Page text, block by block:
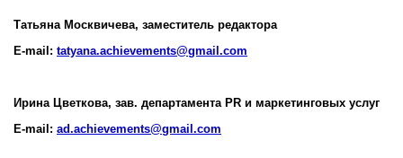
Татьяна Москвичева, заместитель редактора
E-mail: tatyana.achievements@gmail.com
Ирина Цветкова, зав. департамента PR и маркетинговых услуг
E-mail: ad.achievements@gmail.com